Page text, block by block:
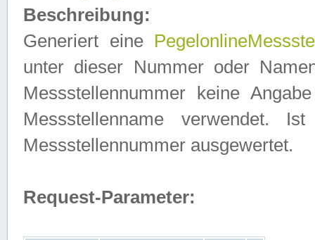
Beschreibung:
Generiert eine
unter dieser Nummer oder
Messstellennummer keine
Messstellenname verwendet.
Messstellennummer ausgewertet.
Request-Parameter: